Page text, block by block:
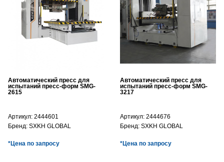
Автоматический пресс для
испытаний пресс-форм SMG-
2615
Артикул: 2444601
Бренд: SXKH GLOBAL
*Цена по запросу
Автоматический пресс для
испытаний пресс-форм SMG-
3217
Артикул: 2444676
Бренд: SXKH GLOBAL
*Цена по запросу